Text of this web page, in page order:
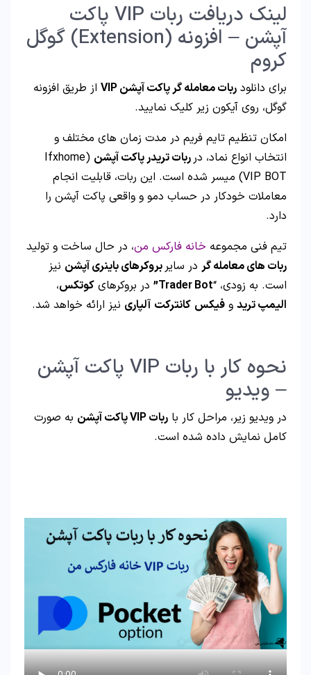
لینک دریافت ربات VIP پاکت
آپشن – افزونه (Extension) گوگل
کروم
برای دانلود ربات معامله گر پاکت آپشن VIP
از طریق افزونه
گوگل، روی آیکون زیر کلیک نمایید.
امکان تنظیم تایم فریم در مدت زمان های مختلف و
انتخاب انواع نماد، درربات تریدر پاکت آپشن (Ifxhome
VIP BOT) میسر شده است. این ربات، قابلیت انجام
معاملات خودکار در حساب دمو و واقعی پاکت آپشن را
دارد.
تیم فنی مجموعه خانه فارکس من، در حال ساخت و تولید
ربات های معامله گر در سایربروکرهای باینری آپشن نیز
است. به زودی، “Trader Bot” در بروکرهای کوتکس،
الیمپ ترید و فیکس کانترکت آلپاری نیز ارائه خواهد شد.
نحوه کار با ربات VIP پاکت آپشن
– ویدیو
در ویدیو زیر، مراحل کار با ربات VIP پاکت آپشن
به صورت
کامل نمایش داده شده است.